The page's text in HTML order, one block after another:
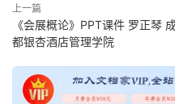
上一篇
《会展概论》PPT课件 罗正琴
都银杏酒店管理学院